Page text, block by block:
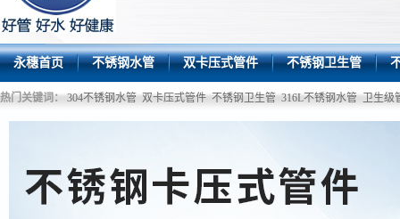
永穗首页 不锈钢水管 双卡压式管件 不锈钢卫生管
热门关键词： 304不锈钢水管 双卡压式管件 不锈钢卫生管 316L不锈钢水管 卫生级